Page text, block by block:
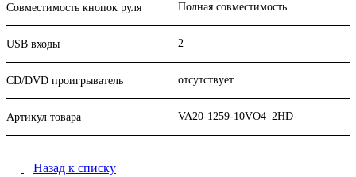
Совместимость кнопок руля Полная совместимость
USB входы 2
CD/DVD проигрыватель отсутствует
Артикул товара VA20-1259-10VO4_2HD
Назад к списку